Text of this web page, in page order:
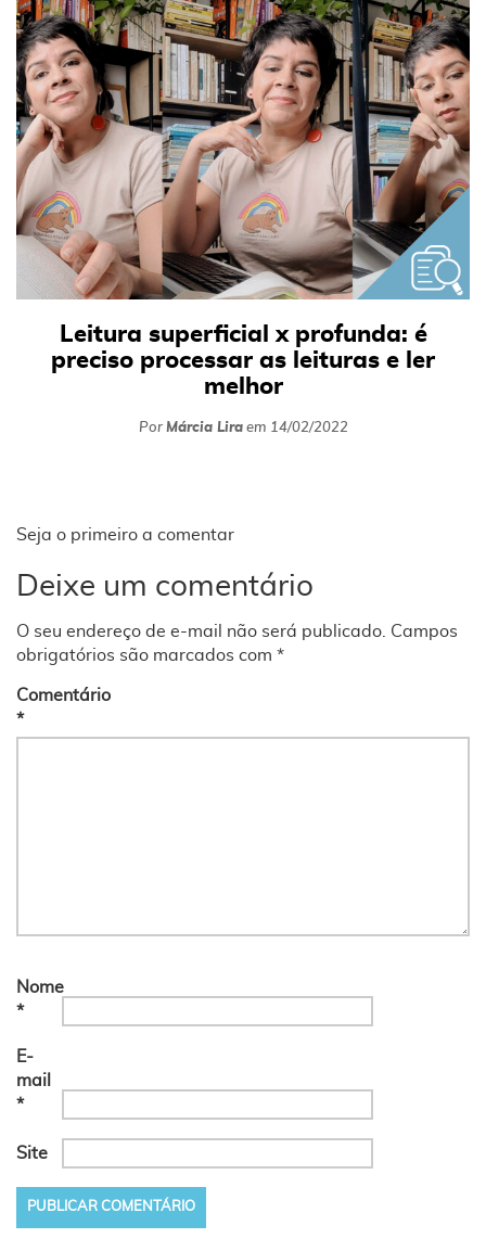
Leitura superficial x profunda: é
preciso processar as leituras e ler
melhor
Por Márcia Liraem 14/02/2022
Seja o primeiro a comentar
Deixe um comentário
O seu endereço de e-mail não será publicado. Campos
obrigatórios são marcados com *
Comentário
*
Nome
*
E-
mail
*
Site